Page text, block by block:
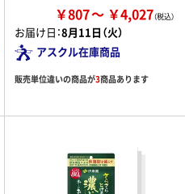
￥807 ￥4,027
お届け日：8月11日（火）
アスクル在庫商品
販売単位違いの商品が3商品あります